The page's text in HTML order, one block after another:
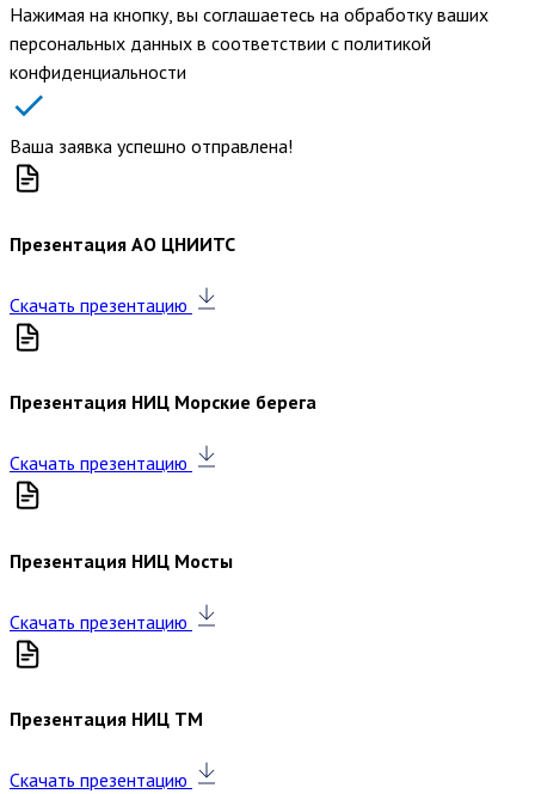
Нажимая на кнопку, вы соглашаетесь на обработку ваших
персональных данных в соответствии с политикой
конфиденциальности
Ваша заявка успешно отправлена!
Презентация АО ЦНИИТС
Скачать презентацию
Презентация НИЦ Морские берега
Скачать презентацию
Презентация НИЦ Мосты
Скачать презентацию
Презентация НИЦ ТМ
Скачать презентацию